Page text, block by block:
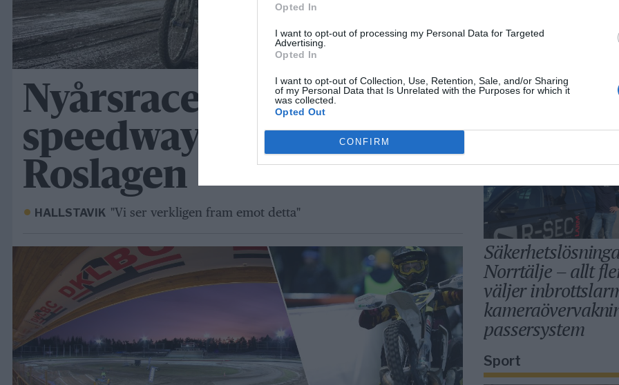
Opted In
I want to opt-out of processing my Personal Data for Targeted
Advertising.
Opted In
I want to opt-out of Collection, Use, Retention, Sale, and/or Sharing
of my Personal Data that Is Unrelated with the Purposes for which it
was collected.
Opted Out
CONFIRM
Nyårsracet avslutar
speedwayåret i
Roslagen
HALLSTAVIK "Vi ser verkligen fram emot detta"
Bino
styrelse
Norrtälje – allt
väljer
passersystem
Sport